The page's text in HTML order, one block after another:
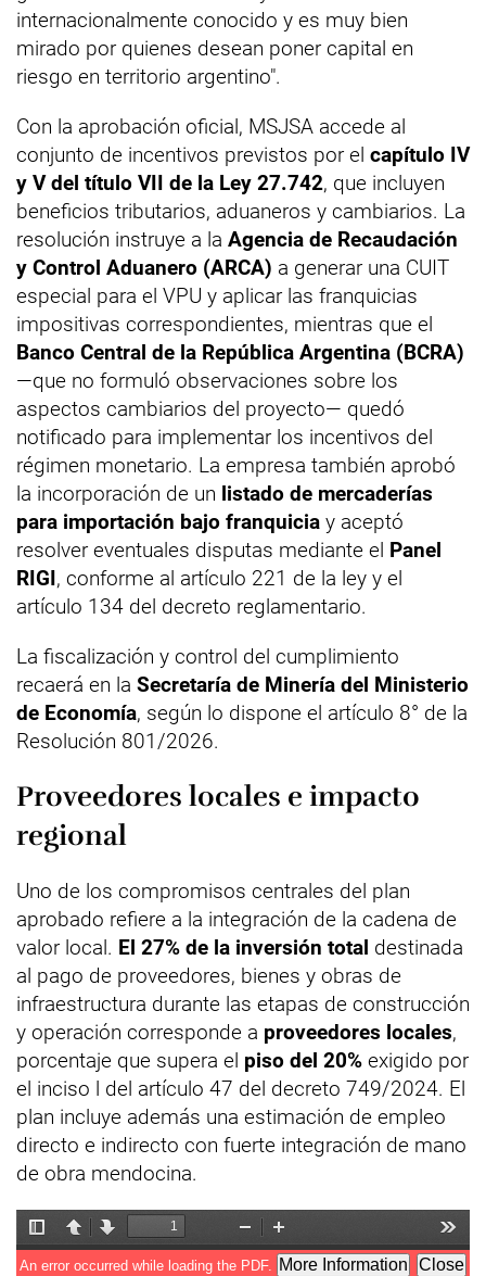
internacionalmente conocido y es muy bien
mirado por quienes desean poner capital en
riesgo en territorio argentino".
Con la aprobación oficial, MSJSA accede al
conjunto de incentivos previstos por el capítulo IV
y V del título VII de la Ley 27.742, que incluyen
beneficios tributarios, aduaneros y cambiarios. La
resolución instruye a la Agencia de Recaudación
y Control Aduanero (ARCA) a generar una CUIT
especial para el VPU y aplicar las franquicias
impositivas correspondientes, mientras que el
Banco Central de la República Argentina (BCRA)
—que no formuló observaciones sobre los
aspectos cambiarios del proyecto— quedó
notificado para implementar los incentivos del
régimen monetario. La empresa también aprobó
la incorporación de un listado de mercaderías
para importación bajo franquicia y aceptó
resolver eventuales disputas mediante el Panel
RIGI, conforme al artículo 221 de la ley y el
artículo 134 del decreto reglamentario.
La fiscalización y control del cumplimiento
recaerá en la Secretaría de Minería del Ministerio
de Economía, según lo dispone el artículo 8° de la
Resolución 801/2026.
Proveedores locales e impacto
regional
Uno de los compromisos centrales del plan
aprobado refiere a la integración de la cadena de
valor local. El 27% de la inversión total destinada
al pago de proveedores, bienes y obras de
infraestructura durante las etapas de construcción
y operación corresponde a proveedores locales,
porcentaje que supera el piso del 20% exigido por
el inciso l del artículo 47 del decreto 749/2024. El
plan incluye además una estimación de empleo
directo e indirecto con fuerte integración de mano
de obra mendocina.